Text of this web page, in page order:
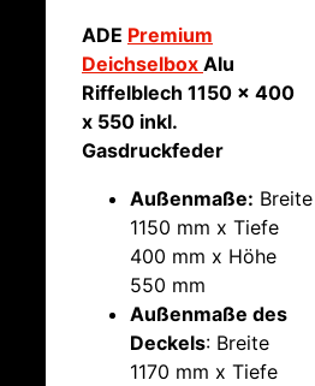
ADE Premium
Deichselbox Alu
Riffelblech 1150 x 400
x 550 inkl.
Gasdruckfeder
Außenmaße: Breite
1150 mm x Tiefe
400 mm x Höhe
550 mm
Außenmaße des
Deckels: Breite
1170 mm x Tiefe